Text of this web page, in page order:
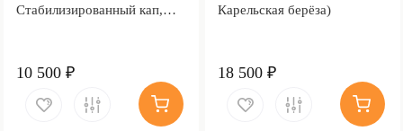
Стабилизированный кап,
10 500 ₽
Карельская берёза)
18 500 ₽